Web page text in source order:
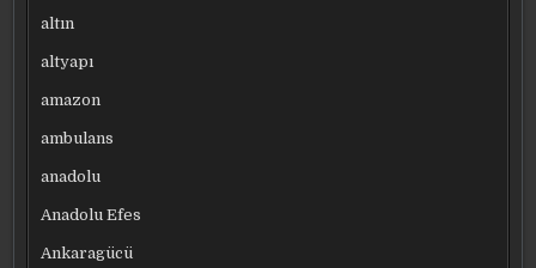
altın
altyapı
amazon
ambulans
anadolu
Anadolu Efes
Ankaragücü